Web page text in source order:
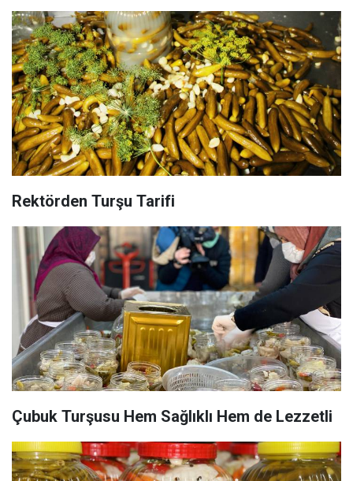
Rektörden Turşu Tarifi
Çubuk Turşusu Hem Sağlıklı Hem de Lezzetli